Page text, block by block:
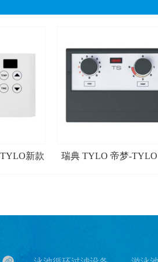
新款
瑞典 TYLO 帝梦-TYLO